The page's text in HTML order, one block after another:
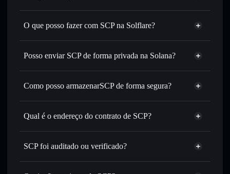
SCP não está verificado
O que posso fazer com SCP na Solflare?
SCP
Carteira Solflare
Trocar instantaneamente— trocar SCP por SOL, USDC
inteligente de ordens para obteres o melhor preço
Utilizar DCA— investir de forma faseada ao longo do
publicamente as carteiras usando o Agregador de
Acompanhar em tempo real
Posso enviar SCP de forma privada na Solana?
Agregador de Privacidade
Solflare SCP
Como posso armazenarSCP de forma segura?
SCP
carteira não-
Agregador de Privacidade
Qual é o endereço do contrato de SCP?
SCP
SCP foi auditado ou verificado?
SCP não está verificado